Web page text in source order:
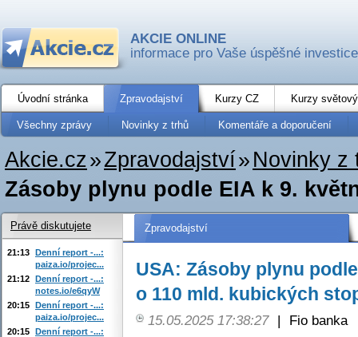
AKCIE ONLINE
informace pro Vaše úspěšné investice
Úvodní stránka Zpravodajství Kurzy CZ Kurzy
Všechny zprávy Novinky z trhů Komentáře a doporučení
Akcie.cz»Zpravodajství» Novinky z
Zásoby plynu podle EIA k 9.
Zpravodajství
USA: Zásoby plynu
o 110 mld. kubických
15.05.2025 17:38:27 |
Fio banka
Právě diskutujete
21:13 Denní report -...:
paiza.io/projec...
21:12 Denní report -...:
notes.io/e6qyW
20:15 Denní report -...:
paiza.io/projec...
20:15 Denní report -...: